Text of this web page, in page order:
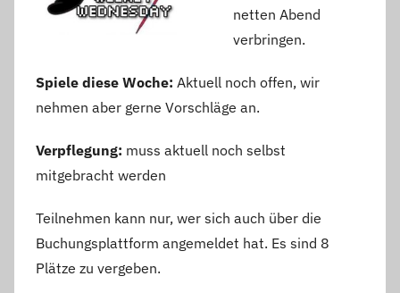
netten Abend
verbringen.
Spiele diese Woche: Aktuell noch offen, wir
nehmen aber gerne Vorschläge an.
Verpflegung: muss aktuell noch selbst
mitgebracht werden
Teilnehmen kann nur, wer sich auch über die
Buchungsplattform angemeldet hat. Es sind 8
Plätze zu vergeben.